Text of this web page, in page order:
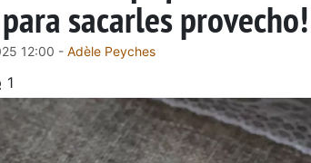
sacarles provecho!
12:00 - Adèle Peyches